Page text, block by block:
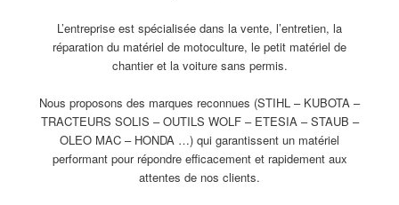
L’entreprise est spécialisée dans la vente, l’entretien, la
réparation du matériel de motoculture, le petit matériel de
chantier et la voiture sans permis.
Nous proposons des marques reconnues (STIHL – KUBOTA –
TRACTEURS SOLIS – OUTILS WOLF – ETESIA – STAUB –
OLEO MAC – HONDA …) qui garantissent un matériel
performant pour répondre efficacement et rapidement aux
attentes de nos clients.